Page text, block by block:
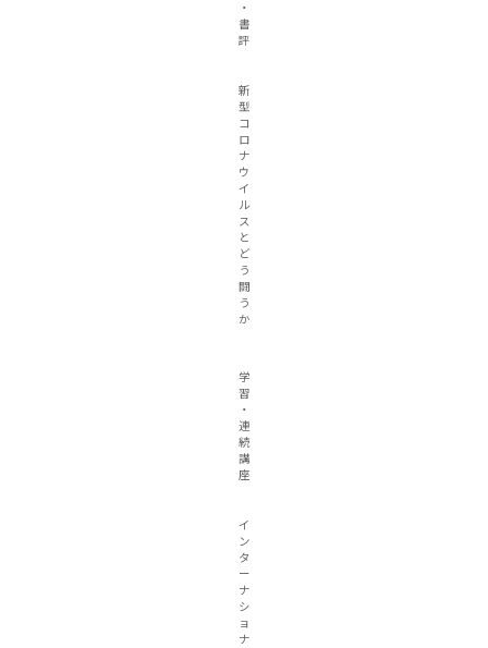
・
書
評
新
型
コ
ロ
ナ
ウ
イ
ル
ス
と
ど
う
闘
う
か
学
習
・
連
続
講
座
イ
ン
タ
ー
ナ
シ
ョ
ナ